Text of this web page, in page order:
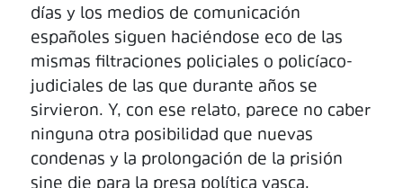
días y los medios de comunicación
españoles siguen haciéndose eco de las
mismas filtraciones policiales o policíaco-
judiciales de las que durante años se
sirvieron. Y, con ese relato, parece no caber
ninguna otra posibilidad que nuevas
condenas y la prolongación de la prisión
sine die para la presa política vasca.